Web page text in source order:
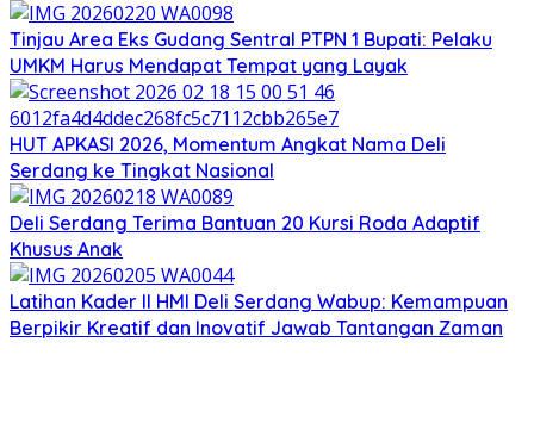
Tinjau Area Eks Gudang Sentral PTPN 1 Bupati: Pelaku
UMKM Harus Mendapat Tempat yang Layak
HUT APKASI 2026, Momentum Angkat Nama Deli
Serdang ke Tingkat Nasional
Deli Serdang Terima Bantuan 20 Kursi Roda Adaptif
Khusus Anak
Latihan Kader II HMI Deli Serdang Wabup: Kemampuan
Berpikir Kreatif dan Inovatif Jawab Tantangan Zaman